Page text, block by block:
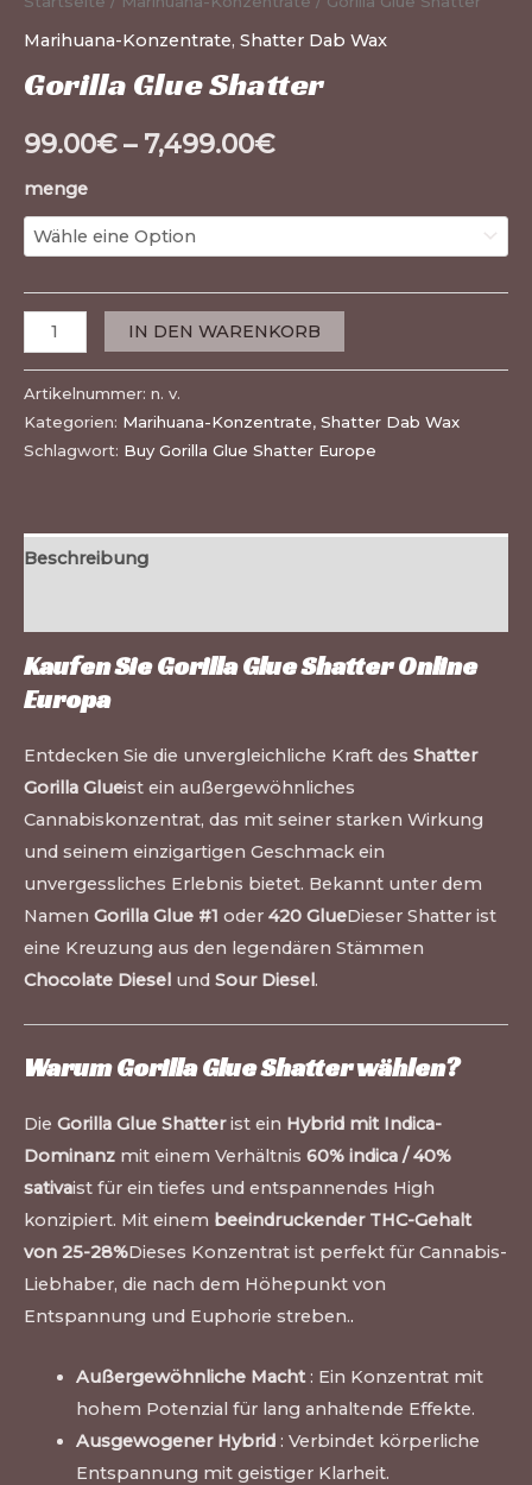
Marihuana-Konzentrate, Shatter Dab Wax
Gorilla Glue Shatter
99.00€– 7,499.00€
menge
IN DEN WARENKORB
Artikelnummer: n. v.
Kategorien: Marihuana-Konzentrate, Shatter Dab Wax
Schlagwort: Buy Gorilla Glue Shatter Europe
Beschreibung
Kaufen Sie Gorilla Glue Shatter Online
Europa
Entdecken Sie die unvergleichliche Kraft des Shatter
Gorilla Glueist ein außergewöhnliches
Cannabiskonzentrat, das mit seiner starken Wirkung
und seinem einzigartigen Geschmack ein
unvergessliches Erlebnis bietet. Bekannt unter dem
Namen Gorilla Glue #1 oder 420 GlueDieser Shatter ist
eine Kreuzung aus den legendären Stämmen
Chocolate Diesel und Sour Diesel.
Warum Gorilla Glue Shatter wählen?
Die Gorilla Glue Shatterist ein Hybrid mit Indica-
Dominanz mit einem Verhältnis 60% indica / 40%
sativaist für ein tiefes und entspannendes High
konzipiert. Mit einem beeindruckender THC-Gehalt
von 25-28%Dieses Konzentrat ist perfekt für Cannabis-
Liebhaber, die nach dem Höhepunkt von
Entspannung und Euphorie streben..
Außergewöhnliche Macht: Ein Konzentrat mit
hohem Potenzial für lang anhaltende Effekte.
Ausgewogener Hybrid: Verbindet körperliche
Entspannung mit geistiger Klarheit.